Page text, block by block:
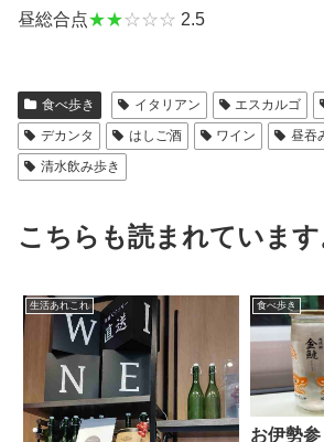
昼総合点★★☆☆☆ 2.5
食べ歩き イタリアン エスカルゴ
デカンタ
はしご酒 ワイン 昼吞
清水飲み歩き
こちらも読まれています
生活あれこれ 食べ歩き
お伊勢